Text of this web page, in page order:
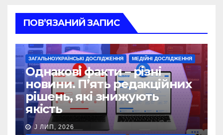
ПОВ’ЯЗАНИЙ ЗАПИС
ЗАГАЛЬНОУКРАЇНСЬКІ ДОСЛІДЖЕННЯ МЕДІЙНІ ДОСЛІДЖЕННЯ
Однакові факти – різні
новини. П’ять редакційних
рішень, які знижують
якість
J ЛИП, 2026